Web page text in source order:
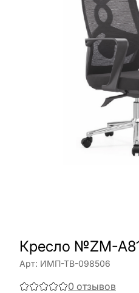
Кресло №ZM-
Арт: ИМП-ТВ-098506
0 отзывов